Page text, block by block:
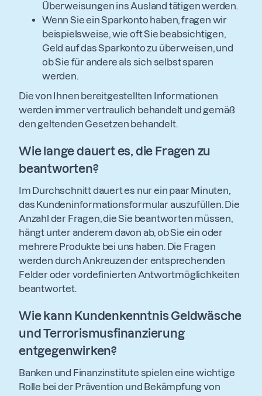
Überweisungen ins Ausland tätigen werden.
Wenn Sie ein Sparkonto haben, fragen wir
beispielsweise, wie oft Sie beabsichtigen,
Geld auf das Sparkonto zu überweisen, und
ob Sie für andere als sich selbst sparen
werden.
Die von Ihnen bereitgestellten Informationen
werden immer vertraulich behandelt und gemäß
den geltenden Gesetzen behandelt.
Wie lange dauert es, die Fragen zu
beantworten?
Im Durchschnitt dauert es nur ein paar Minuten,
das Kundeninformationsformular auszufüllen. Die
Anzahl der Fragen, die Sie beantworten müssen,
hängt unter anderem davon ab, ob Sie ein oder
mehrere Produkte bei uns haben. Die Fragen
werden durch Ankreuzen der entsprechenden
Felder oder vordefinierten Antwortmöglichkeiten
beantwortet.
Wie kann Kundenkenntnis Geldwäsche
und Terrorismusfinanzierung
entgegenwirken?
Banken und Finanzinstitute spielen eine wichtige
Rolle bei der Prävention und Bekämpfung von